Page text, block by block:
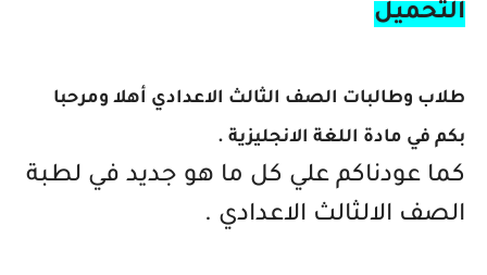
التحميل
طلاب وطالبات الصف الثالث الاعدادي أهلا ومرحبا
بكم في مادة اللغة الانجليزية .
كما عودناكم علي كل ما هو جديد في لطبة
الصف الالثالث الاعدادي .